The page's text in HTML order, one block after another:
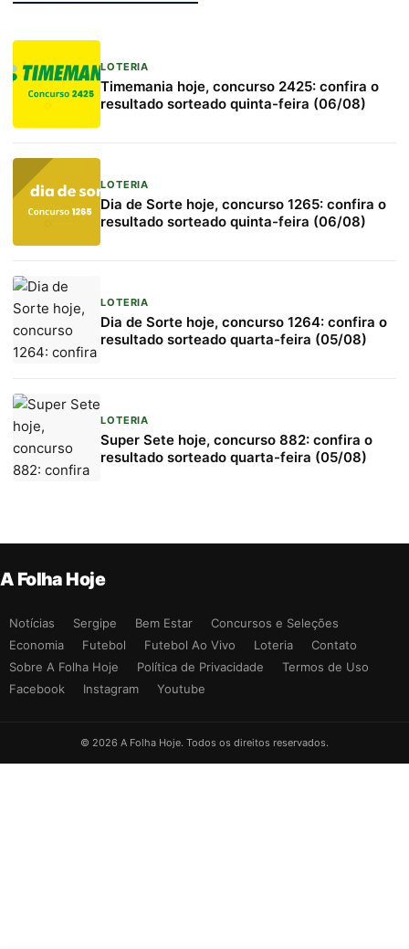
LOTERIA
Timemania hoje, concurso 2425: confira o
resultado sorteado quinta-feira (06/08)
LOTERIA
Dia de Sorte hoje, concurso 1265: confira o
resultado sorteado quinta-feira (06/08)
LOTERIA
Dia de Sorte hoje, concurso 1264: confira o
resultado sorteado quarta-feira (05/08)
LOTERIA
Super Sete hoje, concurso 882: confira o
resultado sorteado quarta-feira (05/08)
A Folha Hoje
Notícias Sergipe Bem Estar
Concursos e Seleções
Economia
Futebol Futebol Ao Vivo Loteria
Contato
Sobre A Folha Hoje
Política de Privacidade
Termos de Uso
Facebook
Instagram Youtube
© 2026 A Folha Hoje. Todos os direitos reservados.